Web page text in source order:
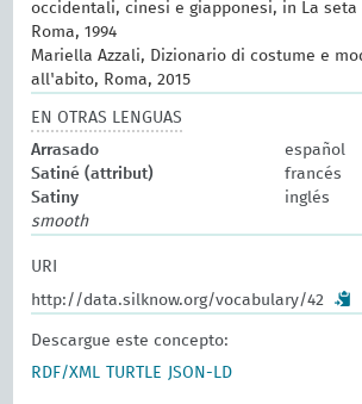
occidentali, cinesi e giapponesi, in La seta
Roma, 1994
Mariella Azzali, Dizionario di costume e
all'abito, Roma, 2015
EN OTRAS LENGUAS
Arrasado
español
Satiné (attribut)
francés
Satiny
inglés
smooth
URI
http://data.silknow.org/vocabulary/42
Descargue este concepto:
RDF/XML
TURTLE JSON-LD